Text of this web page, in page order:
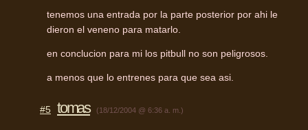
tenemos una entrada por la parte posterior por ahi le
dieron el veneno para matarlo.
en conclucion para mi los pitbull no son peligrosos.
a menos que lo entrenes para que sea asi.
#5 tomas (18/12/2004 @ 6:36 a. m.)